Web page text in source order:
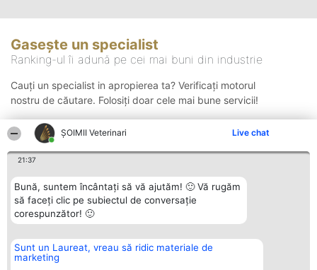
ȘOIMII Veterinari Live chat
21:37
Bună, suntem încântați să vă ajutăm! 🙂 Vă rugăm
să faceți clic pe subiectul de conversație
corespunzător! 🙂
Sunt un Laureat, vreau să ridic materiale de
marketing
Gasește un specialist
Ranking-ul îi adună pe cei mai buni din industrie
Cauți un specialist in apropierea ta? Verificați motorul
nostru de căutare. Folosiți doar cele mai bune servicii!
Organizator Ranking
BRIGHT SOLUTIONS BR SRL
Plebiscyt Contact